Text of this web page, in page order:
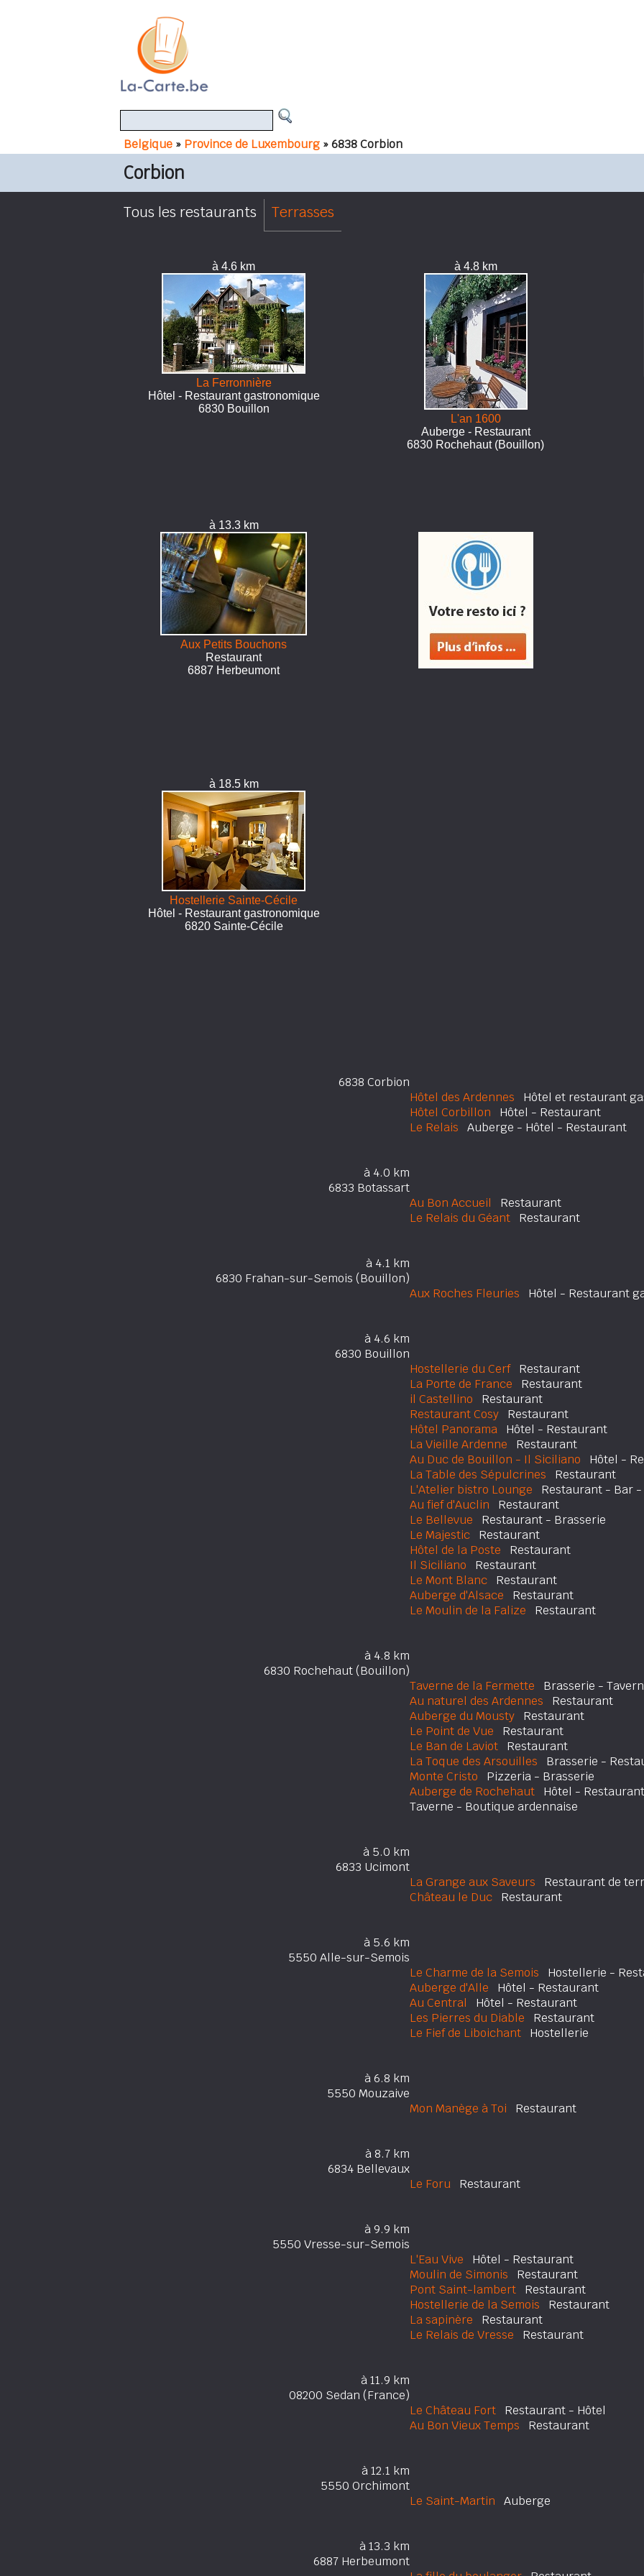
Belgique » Province de Luxembourg » 6838 Corbion
Corbion
Tous les restaurants Terrasses
à 4.6 km
La Ferronnière
Hôtel - Restaurant gastronomique
6830 Bouillon
à 4.8 km
L'an 1600
Auberge - Restaurant
6830 Rochehaut (Bouillon)
à 13.3 km
Aux Petits Bouchons
Restaurant
6887 Herbeumont
à 18.5 km
Hostellerie Sainte-Cécile
Hôtel - Restaurant gastronomique
6820 Sainte-Cécile
6838 Corbion
Hôtel des Ardennes Hôtel et restaurant
Hôtel Corbillon Hôtel - Restaurant
Le Relais Auberge - Hôtel - Restaurant
à 4.0 km
6833 Botassart
Au Bon Accueil Restaurant
Le Relais du Géant Restaurant
à 4.1 km
6830 Frahan-sur-Semois (Bouillon)
Aux Roches Fleuries Hôtel - Restaurant
à 4.6 km
6830 Bouillon
Hostellerie du CerfRestaurant
La Porte de France Restaurant
il Castellino Restaurant
Restaurant Cosy Restaurant
Hôtel Panorama Hôtel - Restaurant
La Vieille Ardenne Restaurant
Au Duc de Bouillon - Il Siciliano Hôtel -
La Table des Sépulcrines Restaurant
L'Atelier bistro Lounge Restaurant - Bar -
Au fief d'Auclin Restaurant
Le Bellevue Restaurant - Brasserie
Le Majestic Restaurant
Hôtel de la Poste Restaurant
Il Siciliano Restaurant
Le Mont Blanc Restaurant
Auberge d'Alsace Restaurant
Le Moulin de la Falize Restaurant
à 4.8 km
6830 Rochehaut (Bouillon)
Taverne de la Fermette Brasserie -
Au naturel des Ardennes Restaurant
Auberge du Mousty Restaurant
Le Point de Vue Restaurant
Le Ban de Laviot Restaurant
La Toque des Arsouilles Brasserie -
Monte Cristo Pizzeria - Brasserie
Auberge de Rochehaut Hôtel -
Taverne - Boutique ardennaise
à 5.0 km
6833 Ucimont
La Grange aux Saveurs Restaurant de
Château le Duc Restaurant
à 5.6 km
5550 Alle-sur-Semois
Le Charme de la Semois Hostellerie -
Auberge d'Alle Hôtel - Restaurant
Au Central Hôtel - Restaurant
Les Pierres du Diable Restaurant
Le Fief de Liboichant Hostellerie
à 6.8 km
5550 Mouzaive
Mon Manège à Toi Restaurant
à 8.7 km
6834 Bellevaux
Le Foru Restaurant
à 9.9 km
5550 Vresse-sur-Semois
L'Eau Vive Hôtel - Restaurant
Moulin de Simonis Restaurant
Pont Saint-lambert Restaurant
Hostellerie de la Semois Restaurant
La sapinère Restaurant
Le Relais de Vresse Restaurant
à 11.9 km
08200 Sedan (France)
Le Château Fort Restaurant - Hôtel
Au Bon Vieux Temps Restaurant
à 12.1 km
5550 Orchimont
Le Saint-Martin Auberge
à 13.3 km
6887 Herbeumont